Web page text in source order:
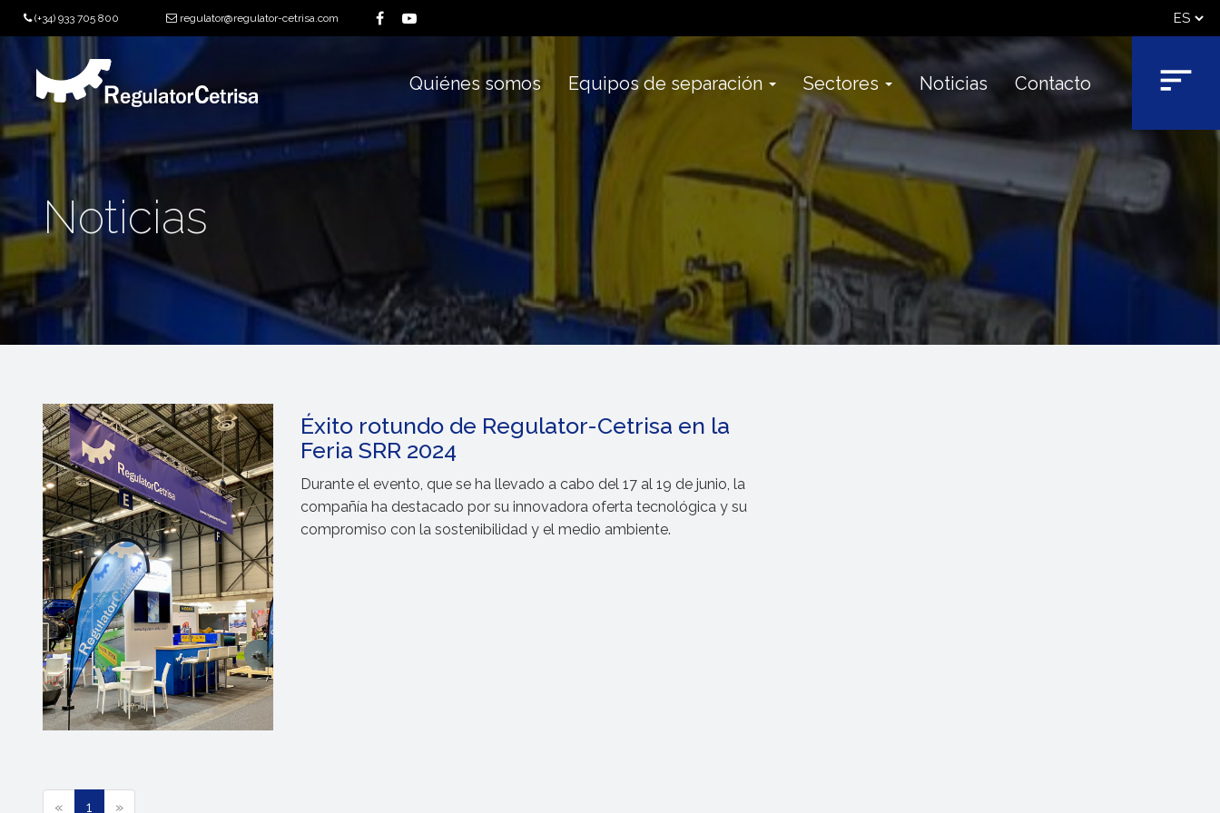
¿Dónde estamos?
(+34) 933 705 800 regulator@regulator-cetrisa.com
Quiénes somos Equipos de separación Sectores Noticias Contacto
Noticias
Éxito rotundo de Regulator-Cetrisa en la
Feria SRR 2024
Durante el evento, que se ha llevado a cabo del 17 al 19 de junio, la
compañía ha destacado por su innovadora oferta tecnológica y su
compromiso con la sostenibilidad y el medio ambiente.
« 1 »